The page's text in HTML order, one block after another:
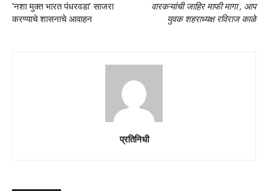
‘नशा मुक्त भारत पंधरवडा’ साजरा
करण्याचे शासनाचे आवाहन
वारकऱ्यांची जाहिर माफी मागा , आप
युवक शहराध्यक्ष रविराज काळे
प्रतिनिधी